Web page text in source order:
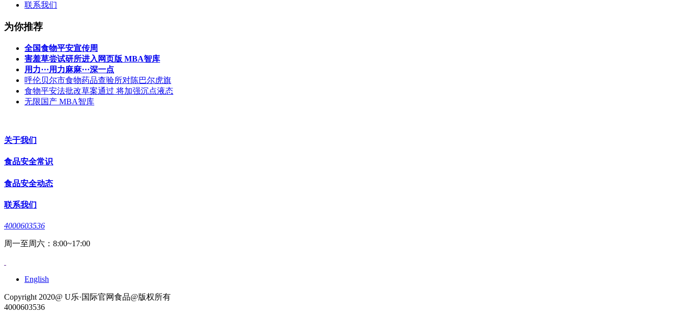
联系我们
为你推荐
全国食物平安宣传周
害羞草尝试研所进入网页版 MBA智库
用力⋯用力麻麻⋯深一点
呼伦贝尔市食物药品查验所对陈巴尔虎旗
食物平安法批改草案通过 将加强沉点液态
无限国产 MBA智库
关于我们
食品安全常识
食品安全动态
联系我们
4000603536
周一至周六：8:00~17:00
English
Copyright 2020@ U乐·国际官网食品@版权所有
4000603536